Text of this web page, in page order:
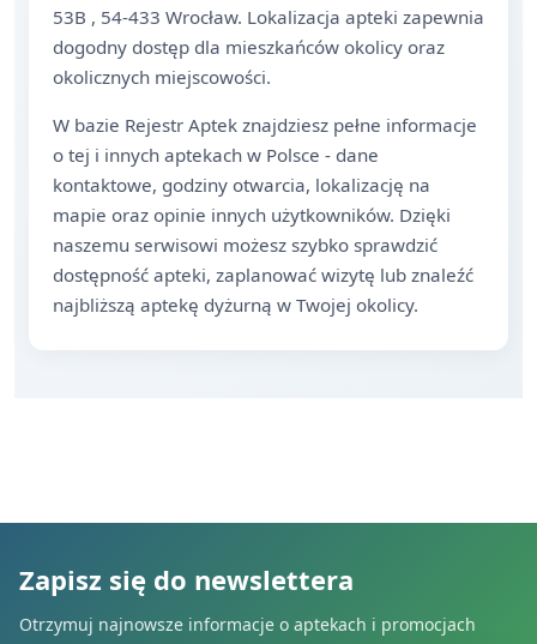
53B , 54-433 Wrocław. Lokalizacja apteki zapewnia
dogodny dostęp dla mieszkańców okolicy oraz
okolicznych miejscowości.
W bazie Rejestr Aptek znajdziesz pełne informacje
o tej i innych aptekach w Polsce - dane
kontaktowe, godziny otwarcia, lokalizację na
mapie oraz opinie innych użytkowników. Dzięki
naszemu serwisowi możesz szybko sprawdzić
dostępność apteki, zaplanować wizytę lub znaleźć
najbliższą aptekę dyżurną w Twojej okolicy.
Zapisz się do newslettera
Otrzymuj najnowsze informacje o aptekach i promocjach